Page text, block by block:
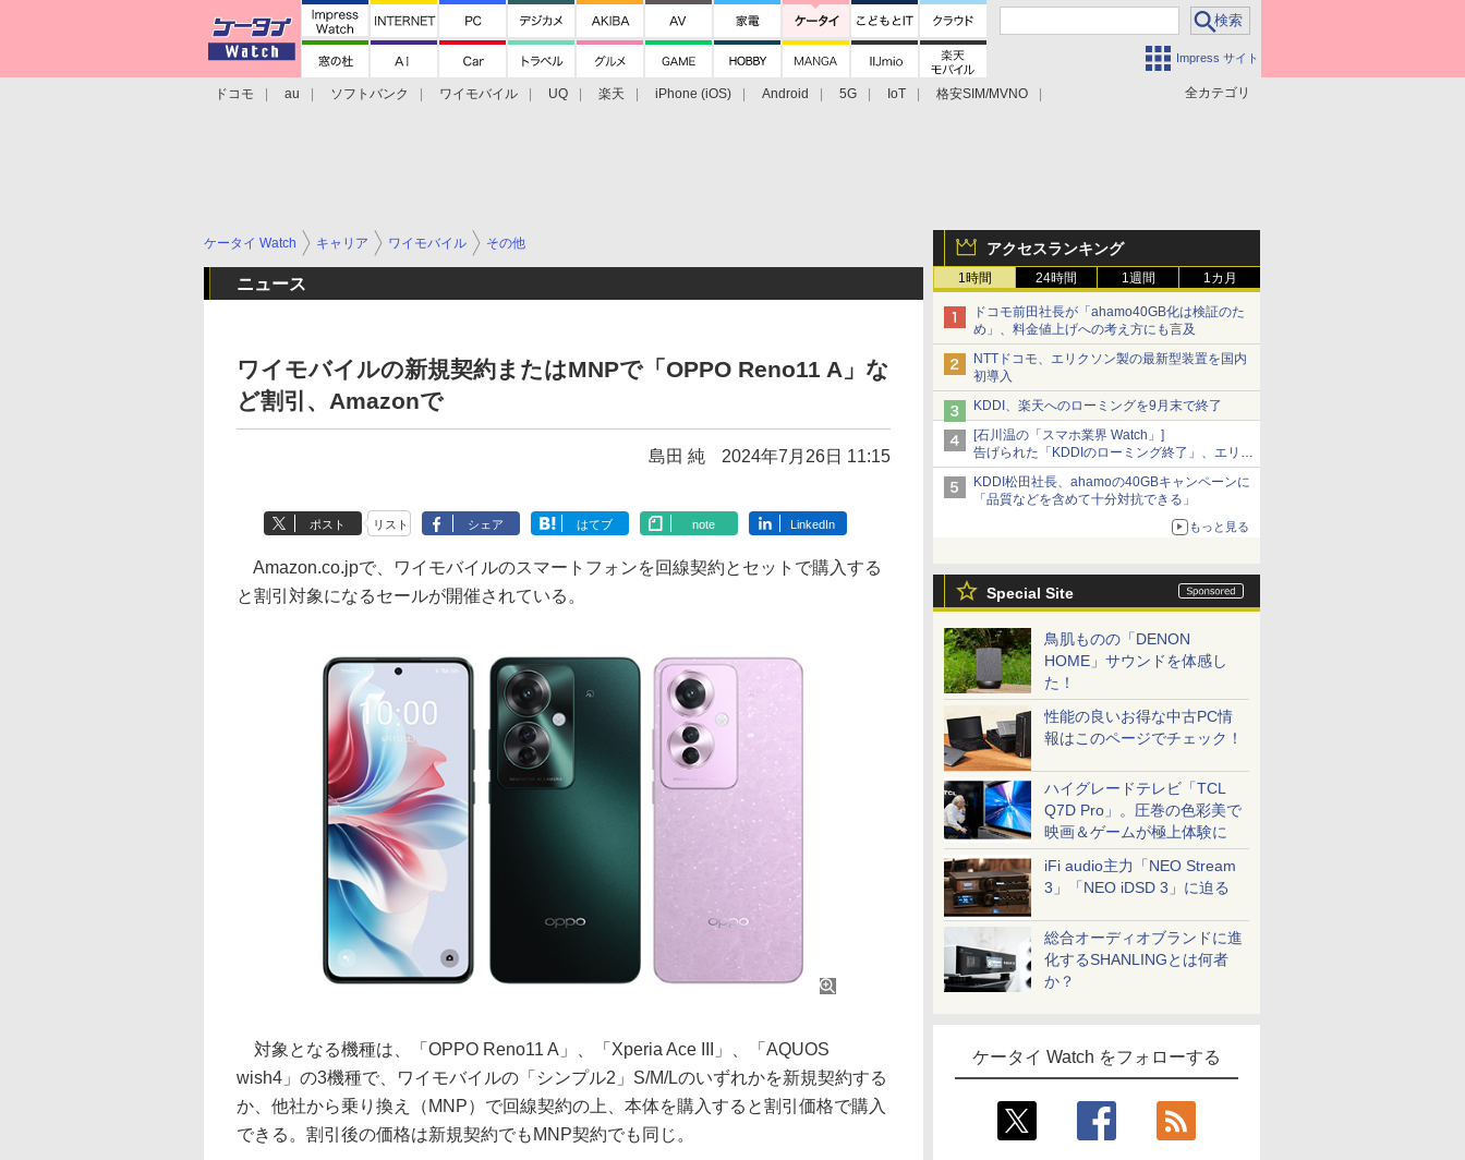
Impress サイト
全カテゴリ
ドコモ au ソフトバンク ワイモバイル UQ 楽天 iPhone (iOS) Android 5G IoT
格安SIM/MVNO
アクセスランキング
1時間 24時間 1週間 1カ月
ドコモ前田社長が「ahamo40GB化は検証のた
め」、料金値上げへの考え方にも言及
NTTドコモ、エリクソン製の最新型装置を国内
初導入
KDDI、楽天へのローミングを9月末で終了
[石川温の「スマホ業界 Watch」]
告げられた「KDDIのローミング終了」、エリア
マップの落とし穴と楽天モバイルの課題
KDDI松田社長、ahamoの40GBキャンペーンに
「品質などを含めて十分対抗できる」
もっと見る
Special Site
鳥肌ものの「DENON
HOME」サウンドを体感し
た！
性能の良いお得な中古PC情
報はこのページでチェック！
ハイグレードテレビ「TCL
Q7D Pro」。圧巻の色彩美で
映画＆ゲームが極上体験に
iFi audio主力「NEO Stream
3」「NEO iDSD 3」に迫る
総合オーディオブランドに進
化するSHANLINGとは何者
か？
ケータイ Watch をフォローする
ケータイ Watch キャリア ワイモバイル その他
ニュース
ワイモバイルの新規契約またはMNPで「OPPO Reno11 A」な
ど割引、Amazonで
島田 純 2024年7月26日 11:15
ポスト リスト シェア はてブ note LinkedIn
Amazon.co.jpで、ワイモバイルのスマートフォンを回線契約とセットで購入する
と割引対象になるセールが開催されている。
対象となる機種は、「OPPO Reno11 A」、「Xperia Ace III」、「AQUOS
wish4」の3機種で、ワイモバイルの「シンプル2」S/M/Lのいずれかを新規契約する
か、他社から乗り換え（MNP）で回線契約の上、本体を購入すると割引価格で購入
できる。割引後の価格は新規契約でもMNP契約でも同じ。